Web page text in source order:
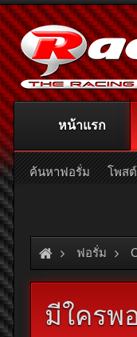
ฟอรั่ม
มีใครพ
หน้าแรก
ค้นหาฟอรั่ม โพส